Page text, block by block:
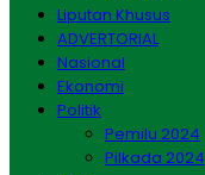
Liputan Khusus
ADVERTORIAL
Nasional
Ekonomi
Politik
Pemilu 2024
Pilkada 2024